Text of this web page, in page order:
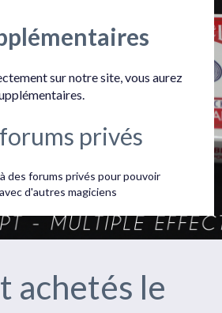
sur notre site, vous aurez
privés
des forums privés pour pouvoir
d'autres magiciens
achetés le